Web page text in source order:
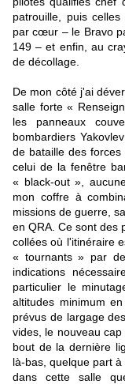
patrouille, puis
par cœur – le Bravo
149 – et enfin, au
de décollage.
De mon côté j'ai
salle forte «
les panneaux
bombardiers
de bataille des
celui de la fenêtre
« black-out »,
mon coffre à
missions de guerre,
en QRA. Ce sont des
collées où l'itinéraire
« tournants » par
indications
particulier le
altitudes minimum
prévus de largage
vides, le nouveau
bout de la dernière
là-bas, quelque part
dans cette salle